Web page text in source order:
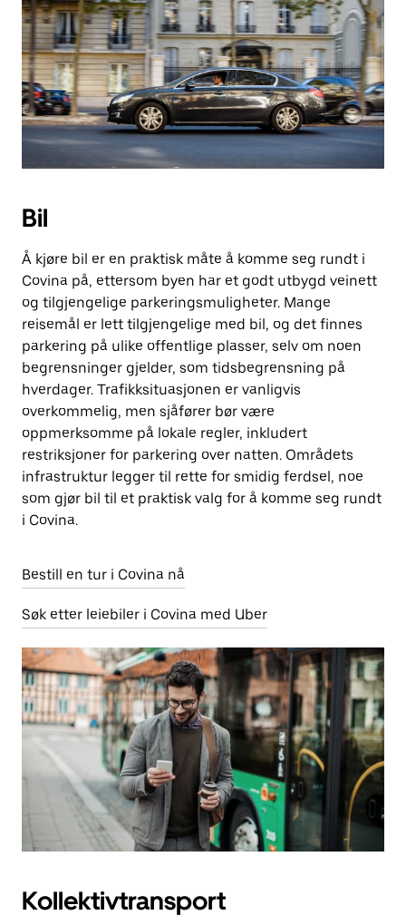
Bil
Å kjøre bil er en praktisk måte å komme seg rundt i
Covina på, ettersom byen har et godt utbygd veinett
og tilgjengelige parkeringsmuligheter. Mange
reisemål er lett tilgjengelige med bil, og det finnes
parkering på ulike offentlige plasser, selv om noen
begrensninger gjelder, som tidsbegrensning på
hverdager. Trafikksituasjonen er vanligvis
overkommelig, men sjåfører bør være
oppmerksomme på lokale regler, inkludert
restriksjoner for parkering over natten. Områdets
infrastruktur legger til rette for smidig ferdsel, noe
som gjør bil til et praktisk valg for å komme seg rundt
i Covina.
Bestill en tur i Covina nå
Søk etter leiebiler i Covina med Uber
Kollektivtransport